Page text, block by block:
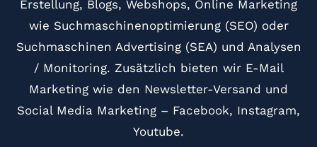
Erstellung, Blogs, Webshops, Online Marketing
wie Suchmaschinenoptimierung (SEO) oder
Suchmaschinen Advertising (SEA) und Analysen
/ Monitoring. Zusätzlich bieten wir E-Mail
Marketing wie den Newsletter-Versand und
Social Media Marketing – Facebook, Instagram,
Youtube.